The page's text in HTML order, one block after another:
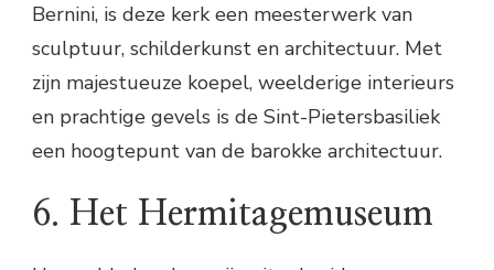
Bernini, is deze kerk een meesterwerk van
sculptuur, schilderkunst en architectuur. Met
zijn majestueuze koepel, weelderige interieurs
en prachtige gevels is de Sint-Pietersbasiliek
een hoogtepunt van de barokke architectuur.
6. Het Hermitagemuseum